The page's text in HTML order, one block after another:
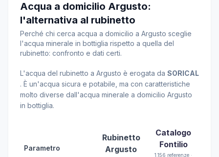
Acqua a domicilio Argusto:
l'alternativa al rubinetto
Perché chi cerca acqua a domicilio a Argusto sceglie
l'acqua minerale in bottiglia rispetto a quella del
rubinetto: confronto e dati certi.
L'acqua del rubinetto a Argusto è erogata da SORICAL
. È un'acqua sicura e potabile, ma con caratteristiche
molto diverse dall'acqua minerale a domicilio Argusto
in bottiglia.
Parametro
Rubinetto
Argusto
Catalogo
Fontilio
1.156 referenze ·